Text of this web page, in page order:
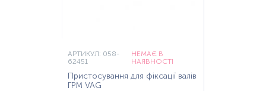
АРТИКУЛ: 058-
62451
НЕМАЄ В
НАЯВНОСТІ
Пристосування для фіксації валів
ГРМ VAG